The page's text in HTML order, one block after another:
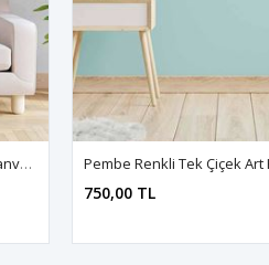
Evi Saran Güzel Doğa Çiçekleri Art Kanvas Tablo 2221839
750,00 TL